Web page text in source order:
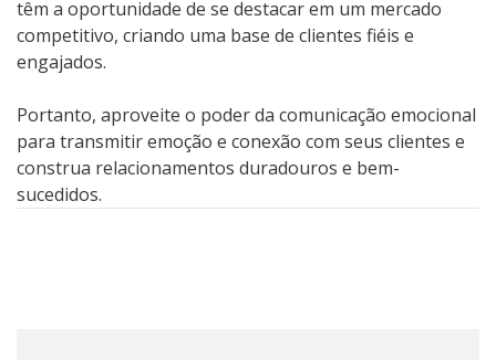
têm a oportunidade de se destacar em um mercado
competitivo, criando uma base de clientes fiéis e
engajados.
Portanto, aproveite o poder da comunicação emocional
para transmitir emoção e conexão com seus clientes e
construa relacionamentos duradouros e bem-
sucedidos.